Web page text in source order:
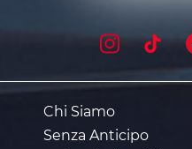
Chi Siamo
Senza Anticipo